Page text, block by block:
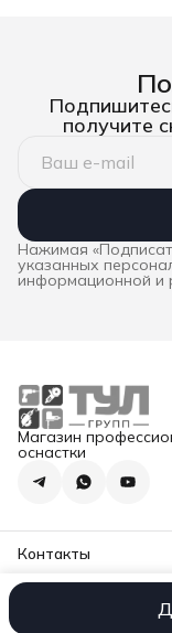
получите
Нажимая
указанных
информационной и
Магазин
оснастки
Контакты
Адрес